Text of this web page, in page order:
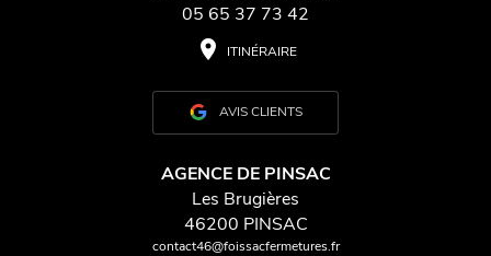
05 65 37 73 42
place ITINÉRAIRE
AVIS CLIENTS
AGENCE DE PINSAC
Les Brugières
46200 PINSAC
contact46@foissacfermetures.fr